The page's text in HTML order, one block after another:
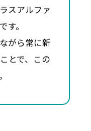
スアルファ
す。
がら常に新
とで、この